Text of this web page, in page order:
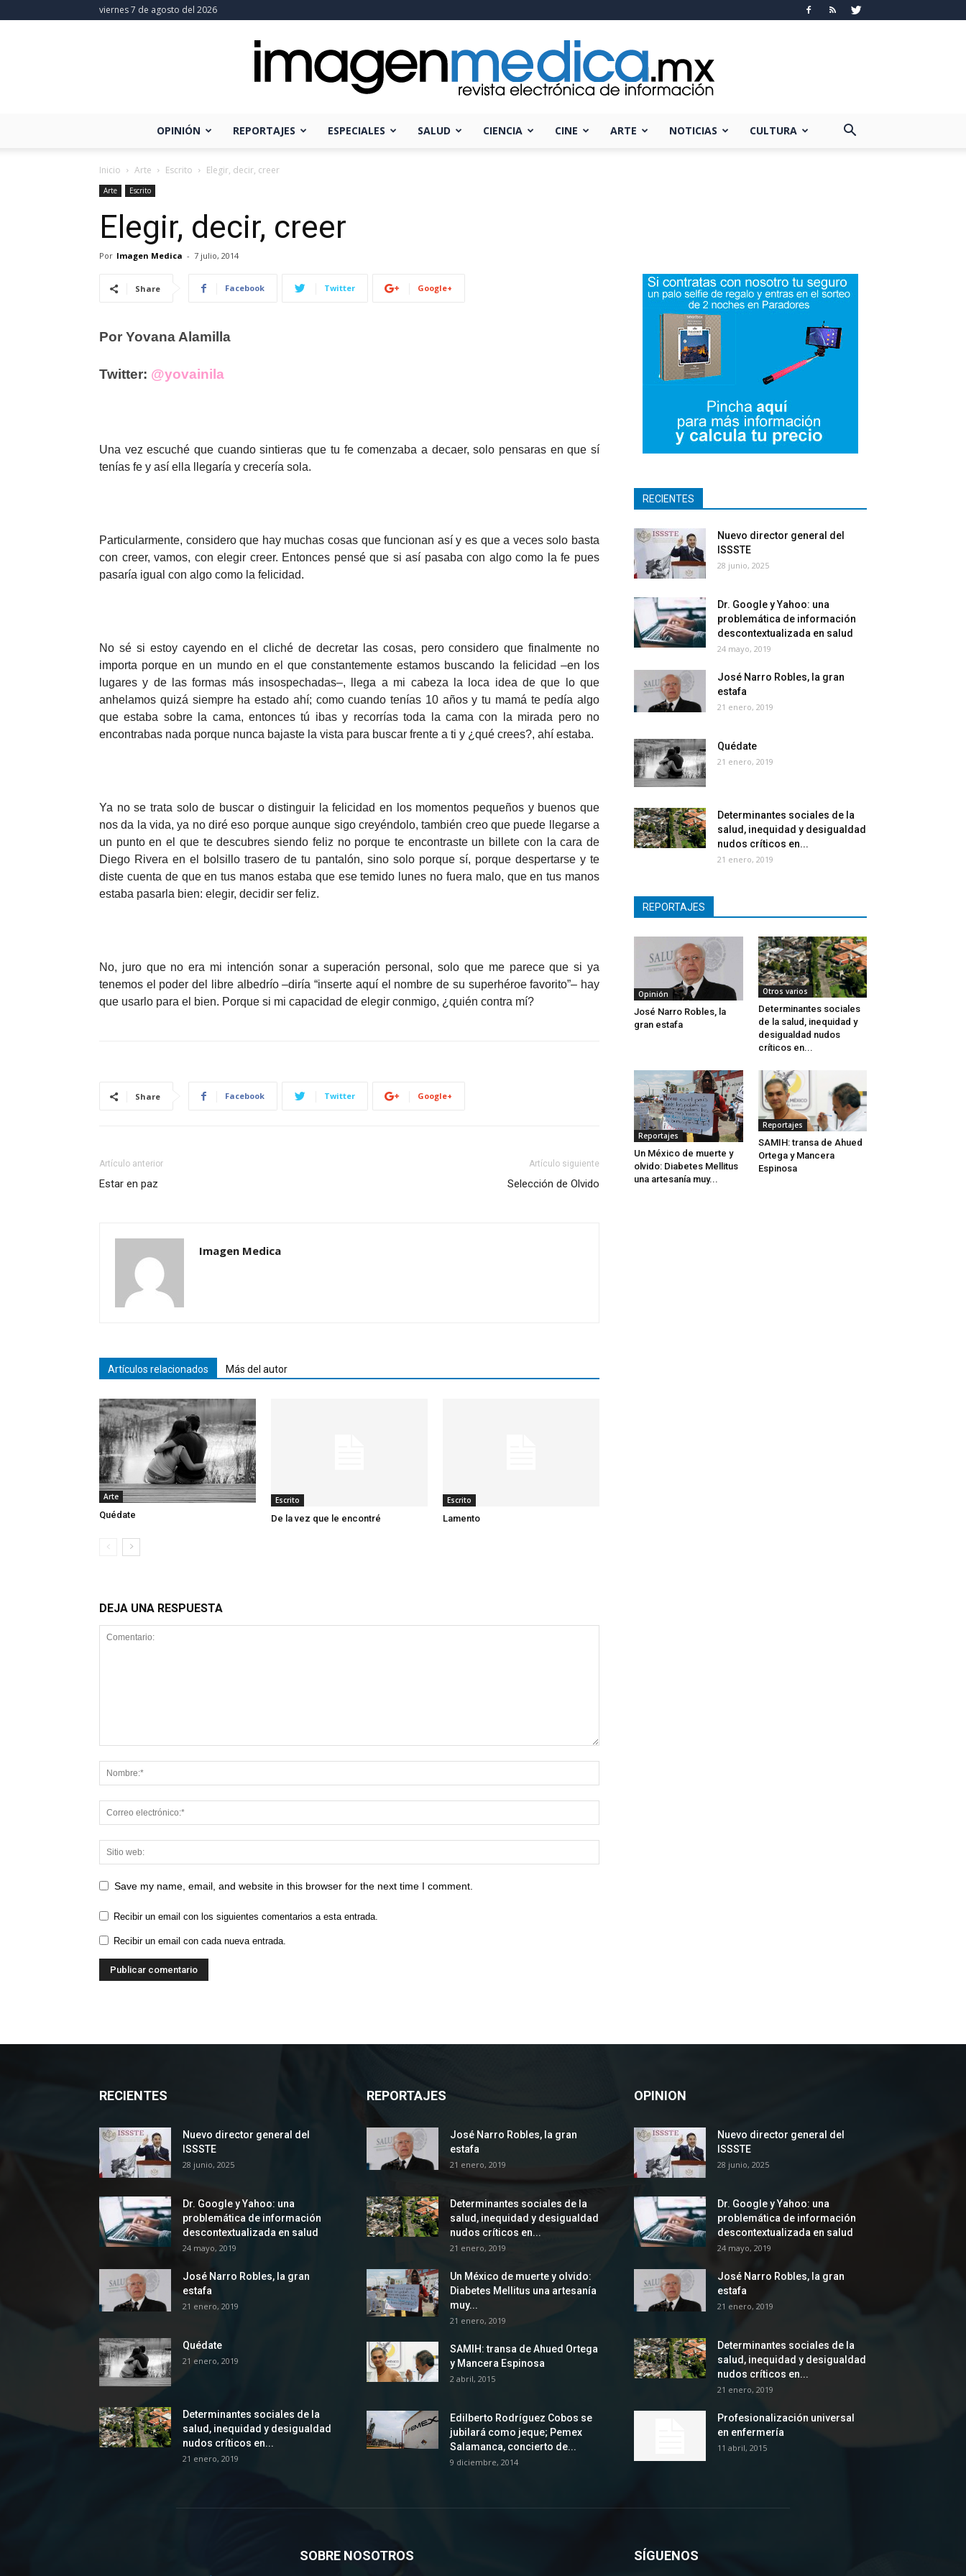
viernes 7 de agosto del 2026
OPINIÓN REPORTAJES ESPECIALES SALUD CIENCIA CINE ARTE NOTICIAS CULTURA
Inicio Arte Escrito Elegir, decir, creer
Arte Escrito
Elegir, decir, creer
Por Imagen Medica - 7 julio, 2014
Share Facebook Twitter Google+
Por Yovana Alamilla
Twitter: @yovainila
Una vez escuché que cuando sintieras que tu fe comenzaba a decaer, solo pensaras en que sí
tenías fe y así ella llegaría y crecería sola.
Particularmente, considero que hay muchas cosas que funcionan así y es que a veces solo basta
con creer, vamos, con elegir creer. Entonces pensé que si así pasaba con algo como la fe pues
pasaría igual con algo como la felicidad.
No sé si estoy cayendo en el cliché de decretar las cosas, pero considero que finalmente no
importa porque en un mundo en el que constantemente estamos buscando la felicidad –en los
lugares y de las formas más insospechadas–, llega a mi cabeza la loca idea de que lo que
anhelamos quizá siempre ha estado ahí; como cuando tenías 10 años y tu mamá te pedía algo
que estaba sobre la cama, entonces tú ibas y recorrías toda la cama con la mirada pero no
encontrabas nada porque nunca bajaste la vista para buscar frente a ti y ¿qué crees?, ahí estaba.
Ya no se trata solo de buscar o distinguir la felicidad en los momentos pequeños y buenos que
nos da la vida, ya no diré eso porque aunque sigo creyéndolo, también creo que puede llegarse a
un punto en el que te descubres siendo feliz no porque te encontraste un billete con la cara de
Diego Rivera en el bolsillo trasero de tu pantalón, sino solo porque sí, porque despertarse y te
diste cuenta de que en tus manos estaba que ese temido lunes no fuera malo, que en tus manos
estaba pasarla bien: elegir, decidir ser feliz.
No, juro que no era mi intención sonar a superación personal, solo que me parece que si ya
tenemos el poder del libre albedrío –diría “inserte aquí el nombre de su superhéroe favorito”– hay
que usarlo para el bien. Porque si mi capacidad de elegir conmigo, ¿quién contra mí?
Share Facebook Twitter Google+
Artículo anterior
Estar en paz
Artículo siguiente
Selección de Olvido
Imagen Medica
Artículos relacionados Más del autor
Arte
Quédate
Escrito
De la vez que le encontré
Escrito
Lamento
DEJA UNA RESPUESTA
Save my name, email, and website in this browser for the next time I comment.
Recibir un email con los siguientes comentarios a esta entrada.
Recibir un email con cada nueva entrada.
RECIENTES
Nuevo director general del
ISSSTE
28 junio, 2025
Dr. Google y Yahoo: una
problemática de información
descontextualizada en salud
24 mayo, 2019
José Narro Robles, la gran
estafa
21 enero, 2019
Quédate
21 enero, 2019
Determinantes sociales de la
salud, inequidad y desigualdad
nudos críticos en...
21 enero, 2019
REPORTAJES
Opinión
José Narro Robles, la
gran estafa
Otros varios
Determinantes sociales
de la salud, inequidad y
desigualdad nudos
críticos en...
Reportajes
Un México de muerte y
olvido: Diabetes Mellitus
una artesanía muy...
Reportajes
SAMIH: transa de Ahued
Ortega y Mancera
Espinosa
RECIENTES
Nuevo director general del
ISSSTE
28 junio, 2025
Dr. Google y Yahoo: una
problemática de información
descontextualizada en salud
24 mayo, 2019
José Narro Robles, la gran
estafa
21 enero, 2019
Quédate
21 enero, 2019
Determinantes sociales de la
salud, inequidad y desigualdad
nudos críticos en...
21 enero, 2019
REPORTAJES
José Narro Robles, la gran
estafa
21 enero, 2019
Determinantes sociales de la
salud, inequidad y desigualdad
nudos críticos en...
21 enero, 2019
Un México de muerte y olvido:
Diabetes Mellitus una artesanía
muy...
21 enero, 2019
SAMIH: transa de Ahued Ortega
y Mancera Espinosa
2 abril, 2015
Edilberto Rodríguez Cobos se
jubilará como jeque; Pemex
Salamanca, concierto de...
9 diciembre, 2014
OPINION
Nuevo director general del
ISSSTE
28 junio, 2025
Dr. Google y Yahoo: una
problemática de información
descontextualizada en salud
24 mayo, 2019
José Narro Robles, la gran
estafa
21 enero, 2019
Determinantes sociales de la
salud, inequidad y desigualdad
nudos críticos en...
21 enero, 2019
Profesionalización universal
en enfermería
11 abril, 2015
SOBRE NOSOTROS SÍGUENOS